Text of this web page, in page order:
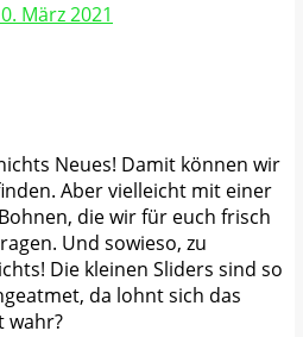
März 2021
Neues! Damit können wir
Aber vielleicht mit einer
die wir für euch frisch
Und sowieso, zu
Die kleinen Sliders sind so
da lohnt sich das
wahr?